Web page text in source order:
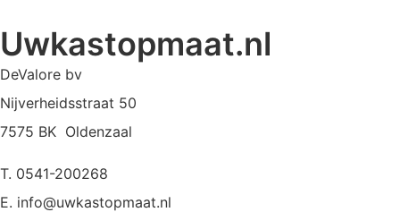
Uwkastopmaat.nl
DeValore bv
Nijverheidsstraat 50
7575 BK Oldenzaal
T. 0541-200268
E. info@uwkastopmaat.nl